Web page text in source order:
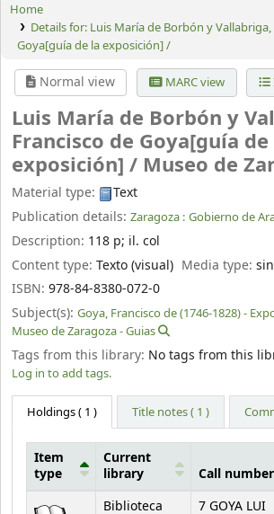
Home
Details for: Luis María de Borbón y
Goya[guía de la exposición] /
Normal view MARC view
Luis María de Borbón y
Francisco de Goya[guía de
exposición] / Museo de
Material type:
Text
Publication details: Zaragoza : Gobierno de
Description: 118 p; il. col
Content type: Texto (visual) Media type:
ISBN: 978-84-8380-072-0
Subject(s): Goya, Francisco de (1746-1828) -
Museo de Zaragoza - Guias
Tags from this library: No tags from this
Log in to add tags.
Holdings( 1 ) Title notes ( 1 )
Item
type
Current
library
Call number
Biblioteca
7 GOYA LUI